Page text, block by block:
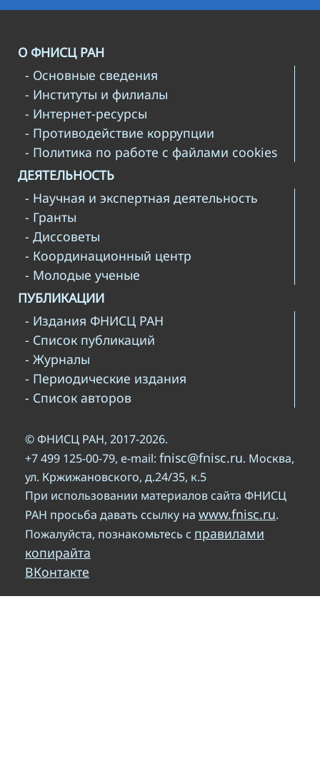
О ФНИСЦ РАН
- Основные сведения
- Институты и филиалы
- Интернет-ресурсы
- Противодействие коррупции
- Политика по работе с файлами cookies
ДЕЯТЕЛЬНОСТЬ
- Научная и экспертная деятельность
- Гранты
- Диссоветы
- Координационный центр
- Молодые ученые
ПУБЛИКАЦИИ
- Издания ФНИСЦ РАН
- Список публикаций
- Журналы
- Периодические издания
- Список авторов
© ФНИСЦ РАН, 2017-2026.
+7 499 125-00-79, e-mail: fnisc@fnisc.ru. Москва,
ул. Кржижановского, д.24/35, к.5
При использовании материалов сайта ФНИСЦ
РАН просьба давать ссылку на www.fnisc.ru.
Пожалуйста, познакомьтесь с правилами
копирайта
ВКонтакте